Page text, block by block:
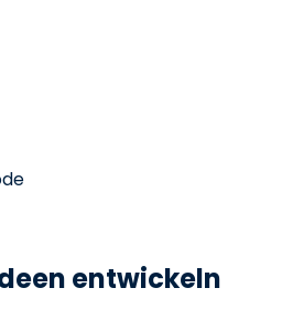
entwickeln